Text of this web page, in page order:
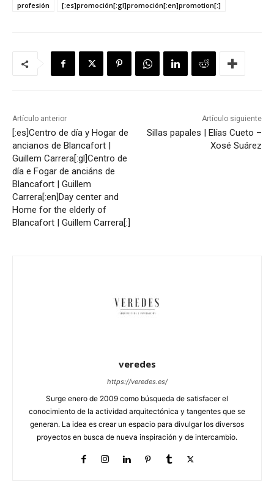
profesión
[:es]promoción[:gl]promoción[:en]promotion[:]
Artículo anterior
[:es]Centro de día y Hogar de
ancianos de Blancafort |
Guillem Carrera[:gl]Centro de
día e Fogar de anciáns de
Blancafort | Guillem
Carrera[:en]Day center and
Home for the elderly of
Blancafort | Guillem Carrera[:]
Artículo siguiente
Sillas papales | Elías Cueto –
Xosé Suárez
veredes
https://veredes.es/
Surge enero de 2009 como búsqueda de satisfacer el
conocimiento de la actividad arquitectónica y tangentes que se
generan. La idea es crear un espacio para divulgar los diversos
proyectos en busca de nueva inspiración y de intercambio.